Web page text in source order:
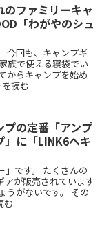
ファミリーキャ
「わがやのシュ
今回も、キャンプギ
族で使える寝袋でい
からキャンプを始め
読む
プの定番「アンプ
」に「LINK6ヘキ
」です。 たくさんの
アが販売されています
うがないです。 その
む